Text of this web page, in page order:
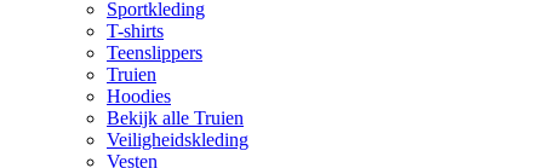
Sportkleding
T-shirts
Teenslippers
Truien
Hoodies
Bekijk alle Truien
Veiligheidskleding
Vesten